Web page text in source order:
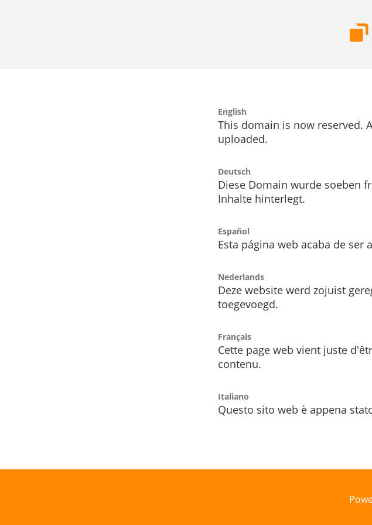
English
This domain is now reserved.
uploaded.
Deutsch
Diese Domain wurde soeben
Inhalte hinterlegt.
Español
Esta página web acaba de
Nederlands
Deze website werd zojuist
toegevoegd.
Français
Cette page web vient juste
contenu.
Italiano
Questo sito web è appena